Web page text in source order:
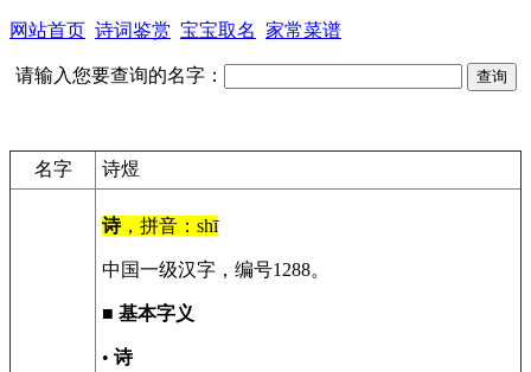
网站首页 诗词鉴赏 宝宝取名 家常菜谱
请输入您要查询的名字：
名字 诗煜
诗，拼音：shī
中国一级汉字，编号1288。
■ 基本字义
• 诗